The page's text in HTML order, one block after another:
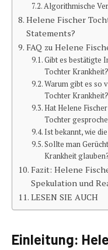
Algorithmische
Helene Fischer
Statements?
FAQ zu Helene
Gibt es bestätigte
Tochter Krankheit?
Warum gibt es so
Tochter Krankheit?
Hat Helene
Tochter
Ist bekannt, wie
Sollte man
Krankheit
Fazit: Helene
Spekulation und
LESEN SIE AUCH
Einleitung: